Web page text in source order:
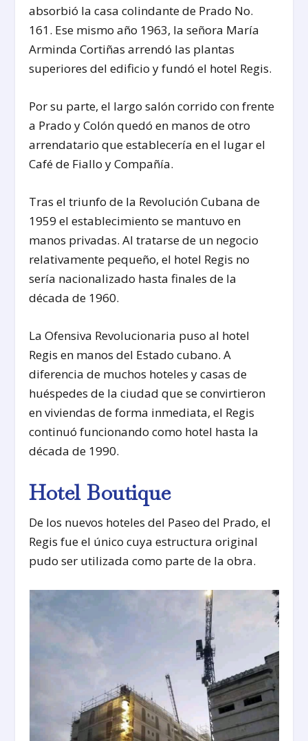
absorbió la casa colindante de Prado No.
161. Ese mismo año 1963, la señora María
Arminda Cortiñas arrendó las plantas
superiores del edificio y fundó el hotel Regis.
Por su parte, el largo salón corrido con frente
a Prado y Colón quedó en manos de otro
arrendatario que establecería en el lugar el
Café de Fiallo y Compañía.
Tras el triunfo de la Revolución Cubana de
1959 el establecimiento se mantuvo en
manos privadas. Al tratarse de un negocio
relativamente pequeño, el hotel Regis no
sería nacionalizado hasta finales de la
década de 1960.
La Ofensiva Revolucionaria puso al hotel
Regis en manos del Estado cubano. A
diferencia de muchos hoteles y casas de
huéspedes de la ciudad que se convirtieron
en viviendas de forma inmediata, el Regis
continuó funcionando como hotel hasta la
década de 1990.
Hotel Boutique
De los nuevos hoteles del Paseo del Prado, el
Regis fue el único cuya estructura original
pudo ser utilizada como parte de la obra.